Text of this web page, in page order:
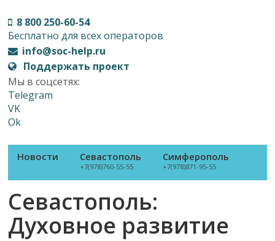
8 800 250-60-54
Бесплатно для всех операторов
info@soc-help.ru
Поддержать проект
Мы в соцсетях:
Telegram
VK
Ok
Новости Севастополь
+7(978)760-55-55
Симферополь
+7(978)871-95-55
Севастополь:
Духовное развитие